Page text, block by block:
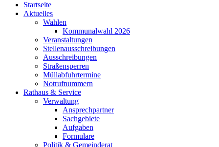
Startseite
Aktuelles
Wahlen
Kommunalwahl 2026
Veranstaltungen
Stellenausschreibungen
Ausschreibungen
Straßensperren
Müllabfuhrtermine
Notrufnummern
Rathaus & Service
Verwaltung
Ansprechpartner
Sachgebiete
Aufgaben
Formulare
Politik & Gemeinderat